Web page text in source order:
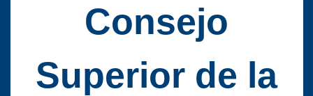
Consejo
Superior de la